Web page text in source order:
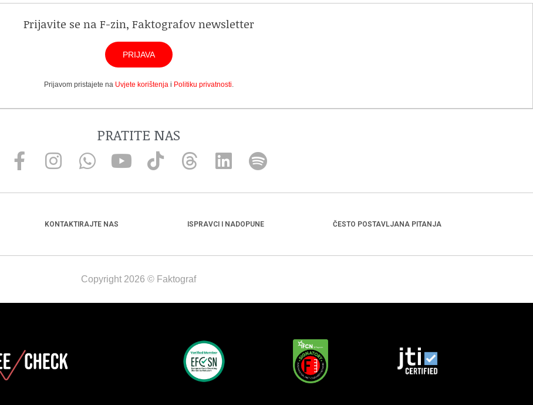
Prijavite se na F-zin, Faktografov newsletter
PRIJAVA
Prijavom pristajete na Uvjete korištenjai Politiku privatnosti.
PRATITE NAS
KONTAKTIRAJTE NAS ISPRAVCI I NADOPUNE ČESTO POSTAVLJANA PITANJA
Copyright 2026 © Faktograf